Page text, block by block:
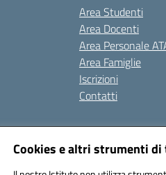
Cookies e altri strumenti di
Area Studenti
Area Docenti
Area Personale
Area Famiglie
Iscrizioni
Contatti